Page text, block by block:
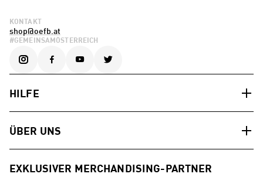
KONTAKT
shop@oefb.at
#GEMEINSAMÖSTERREICH
HILFE
ÜBER UNS
EXKLUSIVER MERCHANDISING-PARTNER